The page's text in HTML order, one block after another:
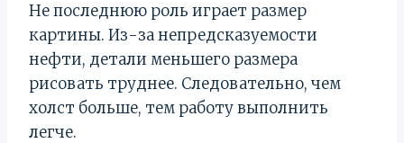
Не последнюю роль играет размер
картины. Из-за непредсказуемости
нефти, детали меньшего размера
рисовать труднее. Следовательно, чем
холст больше, тем работу выполнить
легче.